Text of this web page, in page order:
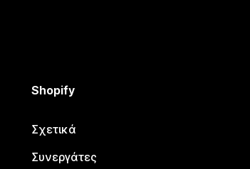
Shopify
Σχετικά
Συνεργάτες